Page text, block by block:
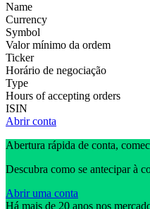
Name
Currency
Symbol
Valor mínimo da ordem
Ticker
Horário de negociação
Type
Hours of accepting orders
ISIN
Abrir conta
Abertura rápida de conta,
Descubra como se antecipar à
Abrir uma conta
Há mais de 20 anos nos